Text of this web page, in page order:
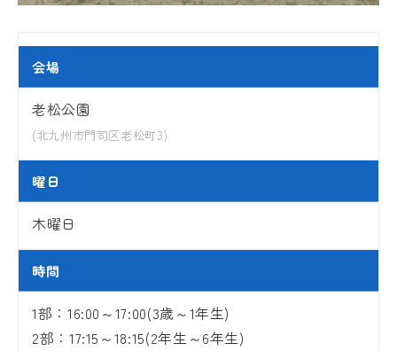
会場
老松公園
(北九州市門司区老松町3)
曜日
木曜日
時間
1部：16:00～17:00(3歳～1年生)
2部：17:15～18:15(2年生～6年生)